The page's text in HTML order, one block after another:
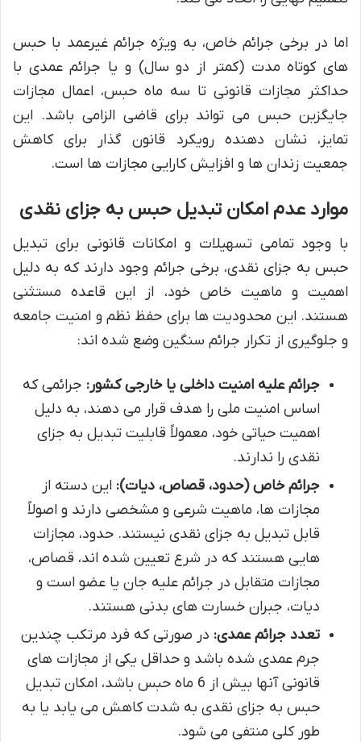
اما در برخی جرائم خاص، به ویژه جرائم غیرعمد با حبس
های کوتاه مدت (کمتر از دو سال) و یا جرائم عمدی با
حداکثر مجازات قانونی تا سه ماه حبس، اعمال مجازات
جایگزین حبس می تواند برای قاضی الزامی باشد. این
تمایز، نشان دهنده رویکرد قانون گذار برای کاهش
جمعیت زندان ها و افزایش کارایی مجازات ها است.
موارد عدم امکان تبدیل حبس به جزای نقدی
با وجود تمامی تسهیلات و امکانات قانونی برای تبدیل
حبس به جزای نقدی، برخی جرائم وجود دارند که به دلیل
اهمیت و ماهیت خاص خود، از این قاعده مستثنی
هستند. این محدودیت ها برای حفظ نظم و امنیت جامعه
و جلوگیری از تکرار جرائم سنگین وضع شده اند:
جرائم علیه امنیت داخلی یا خارجی کشور: جرائمی که
اساس امنیت ملی را هدف قرار می دهند، به دلیل
اهمیت حیاتی خود، معمولاً قابلیت تبدیل به جزای
نقدی را ندارند.
جرائم خاص (حدود، قصاص، دیات): این دسته از
مجازات ها، ماهیت شرعی و مشخصی دارند و اصولاً
قابل تبدیل به جزای نقدی نیستند. حدود، مجازات
هایی هستند که در شرع تعیین شده اند، قصاص،
مجازات متقابل در جرائم علیه جان یا عضو است و
دیات، جبران خسارت های بدنی هستند.
تعدد جرائم عمدی: در صورتی که فرد مرتکب چندین
جرم عمدی شده باشد و حداقل یکی از مجازات های
قانونی آنها بیش از 6 ماه حبس باشد، امکان تبدیل
حبس به جزای نقدی به شدت کاهش می یابد یا به
طور کلی منتفی می شود.